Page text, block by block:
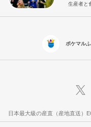
生産者と
ポケマル
日本最大級の産直（産地直送）